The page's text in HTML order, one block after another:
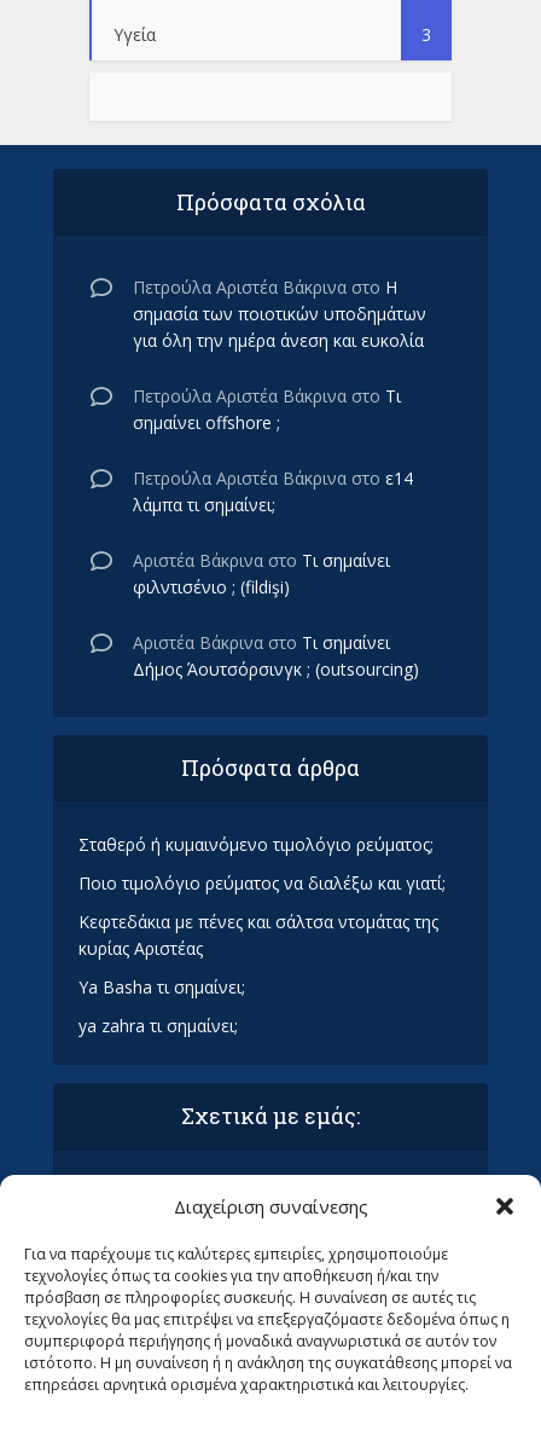
Διαχείριση συναίνεσης
Για να παρέχουμε τις καλύτερες εμπειρίες, χρησιμοποιούμε
τεχνολογίες όπως τα cookies για την αποθήκευση ή/και την
πρόσβαση σε πληροφορίες συσκευής. Η συναίνεση σε αυτές τις
τεχνολογίες θα μας επιτρέψει να επεξεργαζόμαστε δεδομένα όπως η
συμπεριφορά περιήγησης ή μοναδικά αναγνωριστικά σε αυτόν τον
ιστότοπο. Η μη συναίνεση ή η ανάκληση της συγκατάθεσης μπορεί να
επηρεάσει αρνητικά ορισμένα χαρακτηριστικά και λειτουργίες.
Υγεία 3
Πρόσφατα σχόλια
Πετρούλα Αριστέα Βάκρινα στο Η
σημασία των ποιοτικών υποδημάτων
για όλη την ημέρα άνεση και ευκολία
Πετρούλα Αριστέα Βάκρινα στο Τι
σημαίνει offshore ;
Πετρούλα Αριστέα Βάκρινα στο ε14
λάμπα τι σημαίνει;
Αριστέα Βάκρινα στο Τι σημαίνει
φιλντισένιο ; (fildişi)
Αριστέα Βάκρινα στο Τι σημαίνει
Δήμος Άουτσόρσινγκ ; (outsourcing)
Πρόσφατα άρθρα
Σταθερό ή κυμαινόμενο τιμολόγιο ρεύματος;
Ποιο τιμολόγιο ρεύματος να διαλέξω και γιατί;
Κεφτεδάκια με πένες και σάλτσα ντομάτας της
κυρίας Αριστέας
Ya Basha τι σημαίνει;
ya zahra τι σημαίνει;
Σχετικά με εμάς:
Πολιτική απορρήτου & συμμόρφωση GDPR
Ανεβάστε το άρθρο σας στα Οράματα (ΜΌΝΟ
ΓΙΑ ΣΥΝΤΆΚΤΕΣ)
Ψάχνουμε Αρθρογράφους